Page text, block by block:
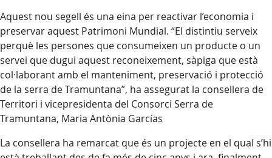
Aquest nou segell és una eina per reactivar l’economia i
preservar aquest Patrimoni Mundial. “El distintiu serveix
perquè les persones que consumeixen un producte o un
servei que dugui aquest reconeixement, sàpiga que està
col·laborant amb el manteniment, preservació i protecció
de la serra de Tramuntana”, ha assegurat la consellera de
Territori i vicepresidenta del Consorci Serra de
Tramuntana, Maria Antònia Garcías
La consellera ha remarcat que és un projecte en el qual s’hi